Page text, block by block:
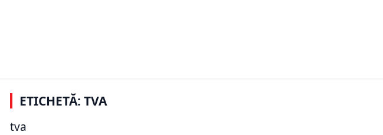
ETICHETĂ: TVA
tva
Schimbare la TVA în 2026. Cine
trece automat la raportarea lunară